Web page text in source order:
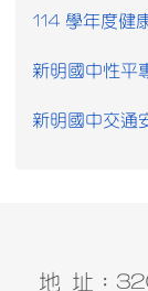
114 學年度健
新明國中性平
新明國中交通
地 址：